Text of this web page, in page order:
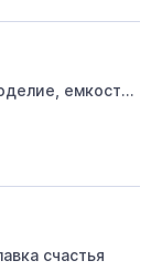
емкости,
счастья